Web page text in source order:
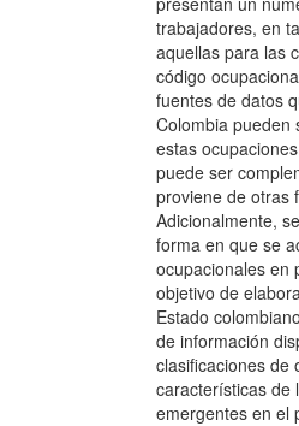
trabajadores, en
aquellas para las
código
fuentes de datos
Colombia pueden
estas
puede ser
proviene de otras
Adicionalmente,
forma en que se
ocupacionales en
objetivo de
Estado
de información
clasificaciones de
características de
emergentes en el